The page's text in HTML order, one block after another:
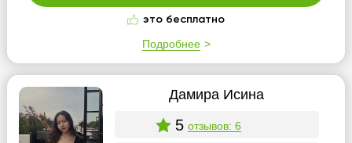
это бесплатно
Подробнее
Дамира Исина
5 отзывов: 6